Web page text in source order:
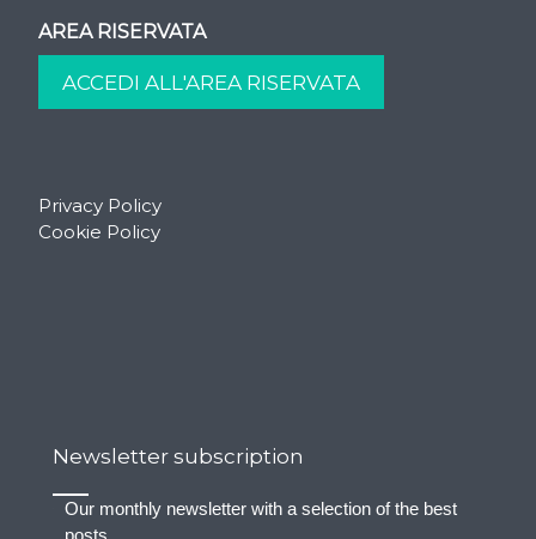
AREA RISERVATA
Privacy Policy
Cookie Policy
Newsletter subscription
Our monthly newsletter with a selection of the best
posts